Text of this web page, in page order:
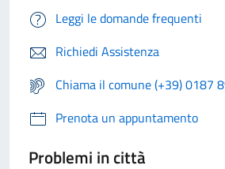
Leggi le domande frequenti
Richiedi Assistenza
Chiama il comune (+39) 0187
Prenota un appuntamento
Problemi in città